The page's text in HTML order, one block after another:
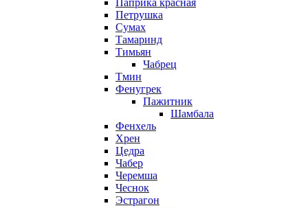
Паприка красная
Петрушка
Сумах
Тамаринд
Тимьян
Чабрец
Тмин
Фенугрек
Пажитник
Шамбала
Фенхель
Хрен
Цедра
Чабер
Черемша
Чеснок
Эстрагон